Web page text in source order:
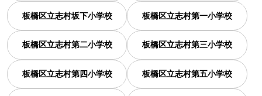
板橋区立志村坂下小学校 板橋区立志村第一小学校
板橋区立志村第二小学校 板橋区立志村第三小学校
板橋区立志村第四小学校 板橋区立志村第五小学校